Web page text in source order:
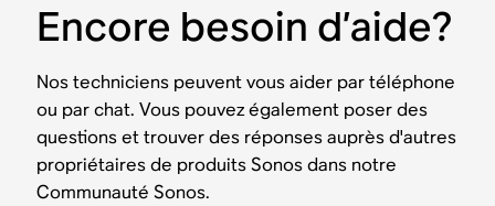
Encore besoin d’aide?
Nos techniciens peuvent vous aider par téléphone
ou par chat. Vous pouvez également poser des
questions et trouver des réponses auprès d'autres
propriétaires de produits Sonos dans notre
Communauté Sonos.